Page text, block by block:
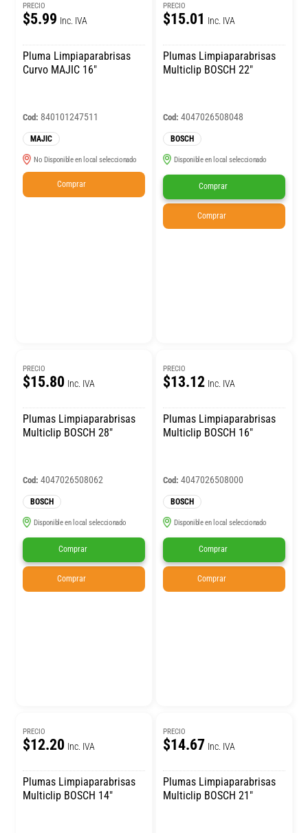
PRECIO
$5.99 Inc. IVA
Pluma Limpiaparabrisas
Curvo MAJIC 16″
Cod: 840101247511
MAJIC
No Disponible en local seleccionado
Comprar
PRECIO
$15.01 Inc. IVA
Plumas Limpiaparabrisas
Multiclip BOSCH 22″
Cod: 4047026508048
BOSCH
Disponible en local seleccionado
Comprar
Comprar
PRECIO
$15.80 Inc. IVA
Plumas Limpiaparabrisas
Multiclip BOSCH 28″
Cod: 4047026508062
BOSCH
Disponible en local seleccionado
Comprar
Comprar
PRECIO
$13.12 Inc. IVA
Plumas Limpiaparabrisas
Multiclip BOSCH 16″
Cod: 4047026508000
BOSCH
Disponible en local seleccionado
Comprar
Comprar
PRECIO
$12.20 Inc. IVA
Plumas Limpiaparabrisas
Multiclip BOSCH 14″
PRECIO
$14.67 Inc. IVA
Plumas Limpiaparabrisas
Multiclip BOSCH 21″